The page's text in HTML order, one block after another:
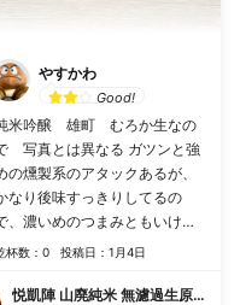
やすかわ
Good!
米吟醸 雄町 むろか生なの
写真とは異なる ガツンと強
の燻製系のアタックあるが、
なり後味すっきりしてるの
、濃いめのつまみともいけ
癖が強いというより良い意
杯数：0 投稿日：1月4日
悦凱陣 山廃純米 無濾過生原酒 讃